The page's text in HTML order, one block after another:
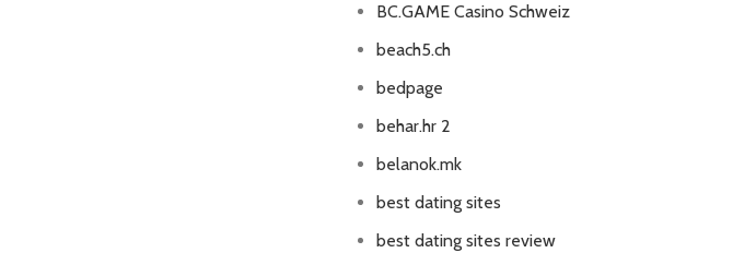
BC.GAME Casino Schweiz
beach5.ch
bedpage
behar.hr 2
belanok.mk
best dating sites
best dating sites review